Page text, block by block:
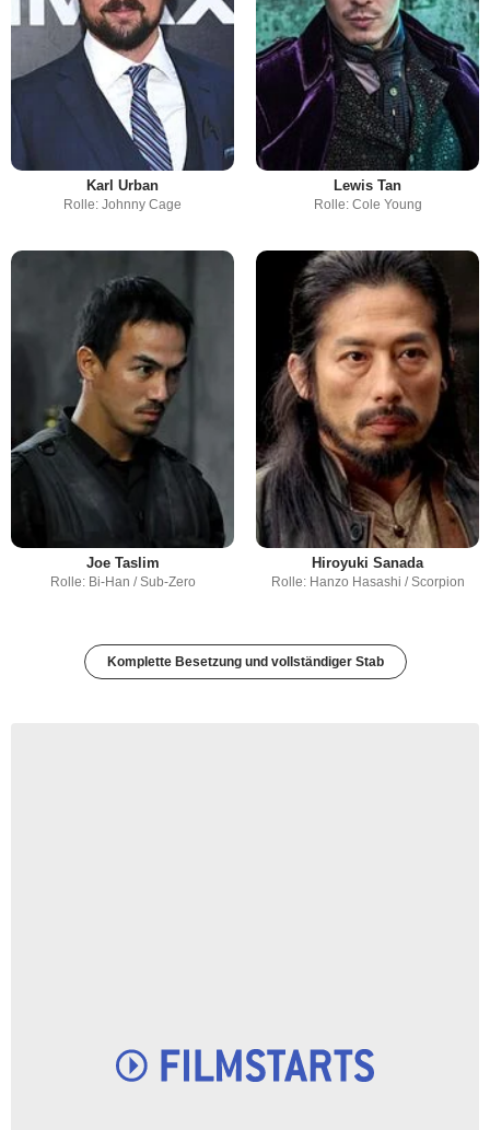
Karl Urban
Rolle: Johnny Cage
Lewis Tan
Rolle: Cole Young
Joe Taslim
Rolle: Bi-Han / Sub-Zero
Hiroyuki Sanada
Rolle: Hanzo Hasashi / Scorpion
Komplette Besetzung und vollständiger Stab